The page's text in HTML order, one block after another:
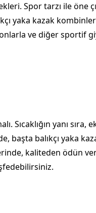
Spor tarzı ile öne
yaka kazak
ve diğer sportif
yanı sıra,
başta balıkçı yaka
kaliteden ödün